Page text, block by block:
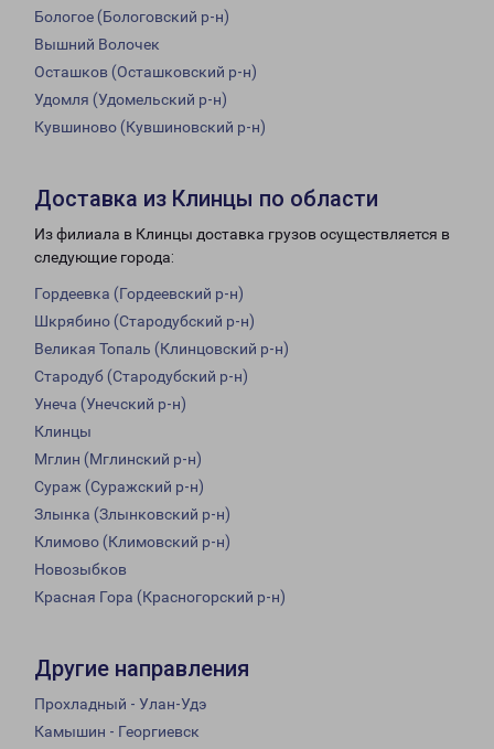
Бологое (Бологовский р-н)
Вышний Волочек
Осташков (Осташковский р-н)
Удомля (Удомельский р-н)
Кувшиново (Кувшиновский р-н)
Доставка из Клинцы по области
Из филиала в Клинцы доставка грузов осуществляется в
следующие города:
Гордеевка (Гордеевский р-н)
Шкрябино (Стародубский р-н)
Великая Топаль (Клинцовский р-н)
Стародуб (Стародубский р-н)
Унеча (Унечский р-н)
Клинцы
Мглин (Мглинский р-н)
Сураж (Суражский р-н)
Злынка (Злынковский р-н)
Климово (Климовский р-н)
Новозыбков
Красная Гора (Красногорский р-н)
Другие направления
Прохладный - Улан-Удэ
Камышин - Георгиевск